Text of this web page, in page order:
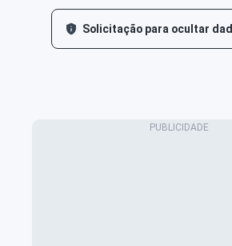
Solicitação para ocultar